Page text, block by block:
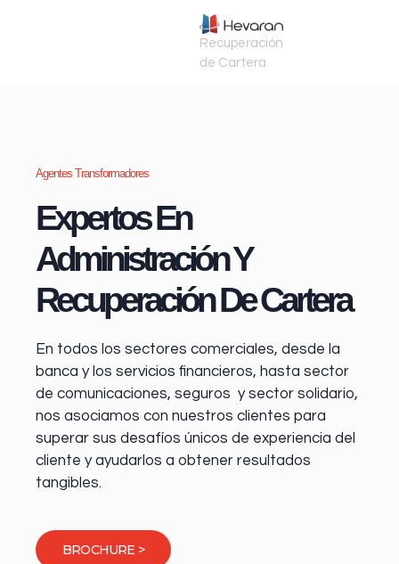
Recuperación
de Cartera
Agentes Transformadores
Expertos En
Administración Y
Recuperación De Cartera
En todos los sectores comerciales, desde la
banca y los servicios financieros, hasta sector
de comunicaciones, seguros y sector solidario,
nos asociamos con nuestros clientes para
superar sus desafíos únicos de experiencia del
cliente y ayudarlos a obtener resultados
tangibles.
BROCHURE >